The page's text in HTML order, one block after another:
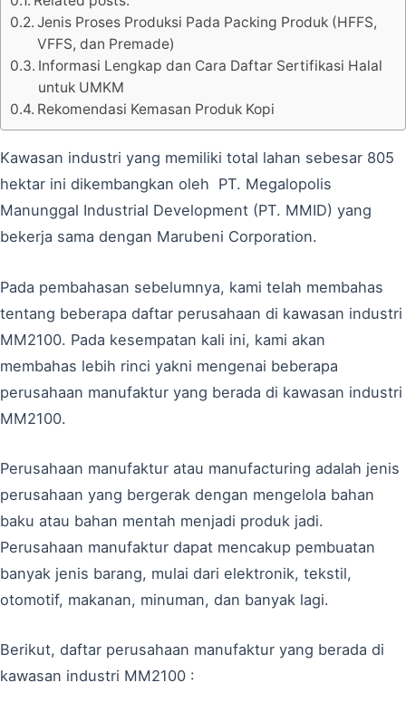
Jenis Proses Produksi Pada Packing Produk (HFFS,
VFFS, dan Premade)
Informasi Lengkap dan Cara Daftar Sertifikasi Halal
untuk UMKM
Rekomendasi Kemasan Produk Kopi
Kawasan industri yang memiliki total lahan sebesar 805
hektar ini dikembangkan oleh PT. Megalopolis
Manunggal Industrial Development (PT. MMID) yang
bekerja sama dengan Marubeni Corporation.
Pada pembahasan sebelumnya, kami telah membahas
tentang beberapa daftar perusahaan di kawasan industri
MM2100. Pada kesempatan kali ini, kami akan
membahas lebih rinci yakni mengenai beberapa
perusahaan manufaktur yang berada di kawasan industri
MM2100.
Perusahaan manufaktur atau manufacturing adalah jenis
perusahaan yang bergerak dengan mengelola bahan
baku atau bahan mentah menjadi produk jadi.
Perusahaan manufaktur dapat mencakup pembuatan
banyak jenis barang, mulai dari elektronik, tekstil,
otomotif, makanan, minuman, dan banyak lagi.
Berikut, daftar perusahaan manufaktur yang berada di
kawasan industri MM2100 :